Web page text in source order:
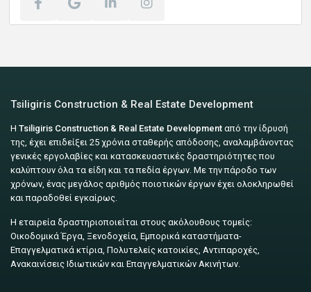
Tsiligiris Construction & Real Estate Development
ΗTsiligiris Construction & Real Estate Development από την ίδρυσή
της, έχει επιδείξει 25 χρόνια σταθερής απόδοσης, αναλαμβάνοντας
γενικές εργολαβίες και κατασκευαστικές δραστηριότητες που
καλύπτουν όλα τα είδη και τα πεδία έργων. Με την πάροδο των
χρόνων, ένας μεγάλος αριθμός ποιοτικών έργων έχει ολοκληρωθεί
και παραδοθεί εγκαίρως.
Η εταιρεία δραστηριοποιείται στους ακόλουθους τομείς:
Οικοδομικά Έργα, Ξενοδοχεία, Εμπορικά καταστήματα-
Επαγγελματικά κτίρια, Πολυτελείς κατοικίες, Αντιπαροχές,
Ανακαινίσεις Ιδιωτικών και Επαγγελματικών Ακινήτων.